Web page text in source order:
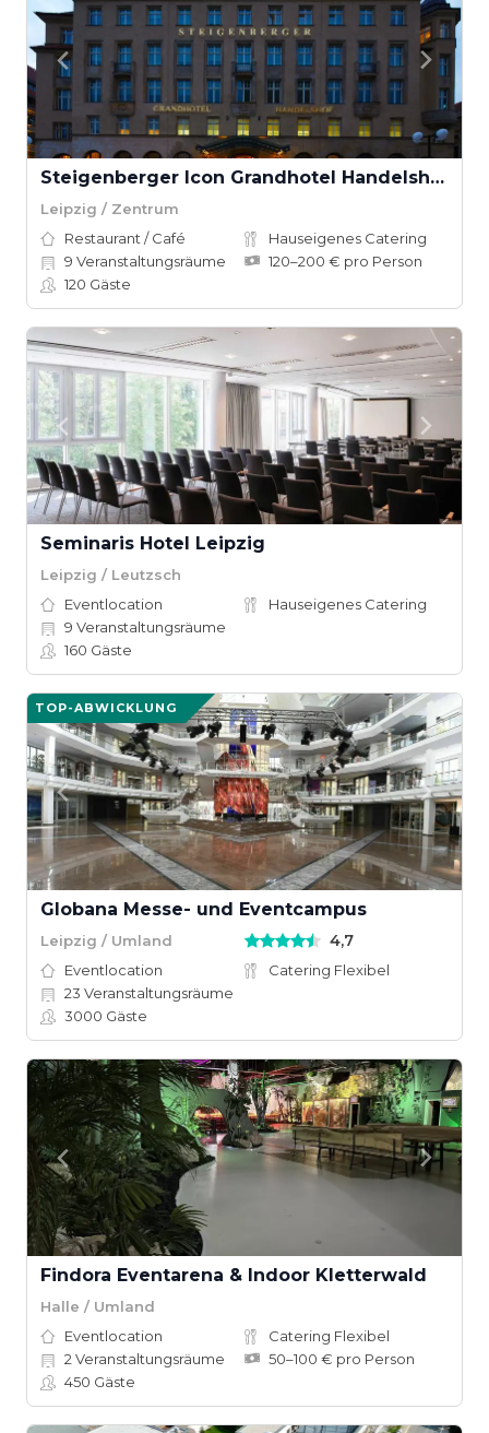
Steigenberger Icon Grandhotel Handelshof Leipzig
Leipzig / Zentrum
Restaurant / Café
Hauseigenes Catering
9 Veranstaltungsräume
120–200 € pro Person
120 Gäste
Seminaris Hotel Leipzig
Leipzig / Leutzsch
Eventlocation
Hauseigenes Catering
9 Veranstaltungsräume
160 Gäste
TOP-ABWICKLUNG
Globana Messe- und Eventcampus
Leipzig / Umland 4,7
Eventlocation
Catering Flexibel
23 Veranstaltungsräume
3000 Gäste
Findora Eventarena & Indoor Kletterwald
Halle / Umland
Eventlocation
Catering Flexibel
2 Veranstaltungsräume
50–100 € pro Person
450 Gäste